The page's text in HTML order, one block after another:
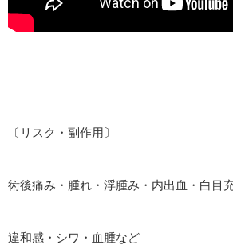
〔リスク・副作用〕
術後痛み・腫れ・浮腫み・内出血・白目
違和感・シワ・血腫など